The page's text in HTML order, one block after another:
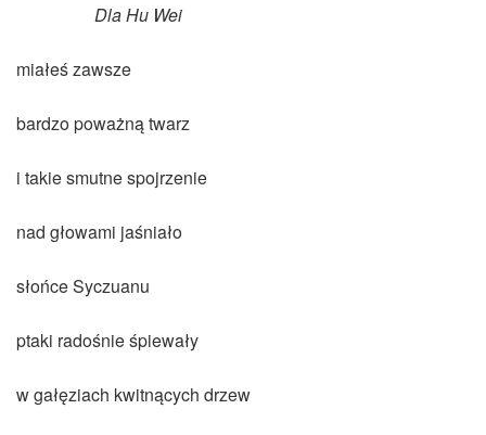
Dla Hu Wei
miałeś zawsze
bardzo poważną twarz
i takie smutne spojrzenie
nad głowami jaśniało
słońce Syczuanu
ptaki radośnie śpiewały
w gałęziach kwitnących drzew